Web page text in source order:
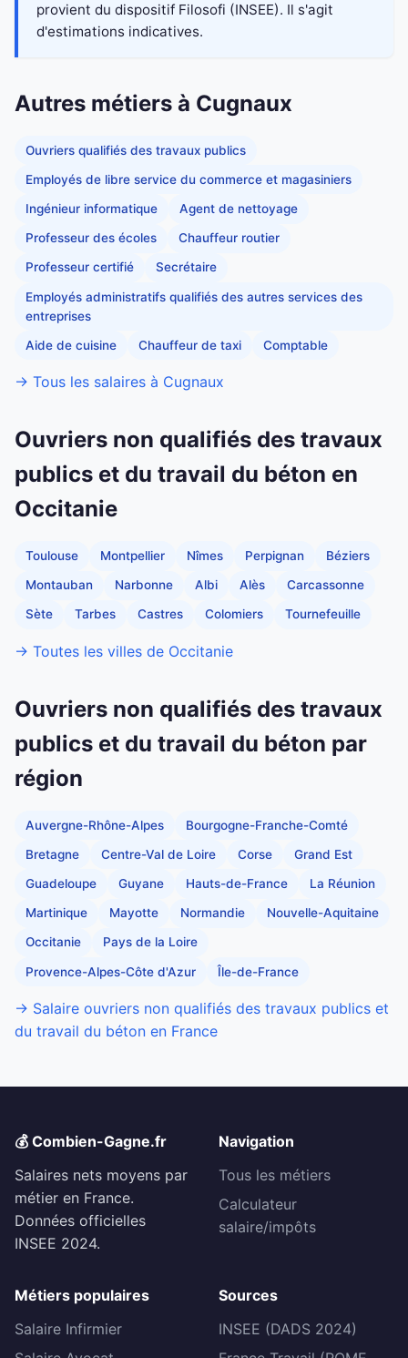
provient du dispositif Filosofi (INSEE). Il s'agit
d'estimations indicatives.
Autres métiers à Cugnaux
Ouvriers qualifiés des travaux publics
Employés de libre service du commerce et magasiniers
Ingénieur informatique Agent de nettoyage
Professeur des écoles Chauffeur routier
Professeur certifié Secrétaire
Employés administratifs qualifiés des autres services des
entreprises
Aide de cuisine Chauffeur de taxi Comptable
→ Tous les salaires à Cugnaux
Ouvriers non qualifiés des travaux
publics et du travail du béton en
Occitanie
Toulouse Montpellier Nîmes Perpignan Béziers
Montauban Narbonne Albi Alès Carcassonne
Sète Tarbes Castres Colomiers Tournefeuille
→ Toutes les villes de Occitanie
Ouvriers non qualifiés des travaux
publics et du travail du béton par
région
Auvergne-Rhône-Alpes Bourgogne-Franche-Comté
Bretagne Centre-Val de Loire Corse Grand Est
Guadeloupe Guyane Hauts-de-France La Réunion
Martinique Mayotte Normandie Nouvelle-Aquitaine
Occitanie Pays de la Loire
Provence-Alpes-Côte d'Azur Île-de-France
→ Salaire ouvriers non qualifiés des travaux publics et
du travail du béton en France
💰 Combien-Gagne.fr
Salaires nets moyens par
métier en France.
Données officielles
INSEE 2024.
Navigation
Tous les métiers
Calculateur
salaire/impôts
Métiers populaires
Salaire Infirmier
Sources
INSEE (DADS 2024)